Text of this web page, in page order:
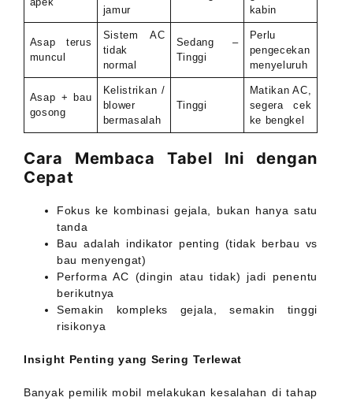
jamur
kabin
Asap terus
muncul
Sistem AC
tidak
normal
Sedang –
Tinggi
Perlu
pengecekan
menyeluruh
Asap + bau
gosong
Kelistrikan /
blower
bermasalah
Tinggi
Matikan AC,
segera cek
ke bengkel
Cara Membaca Tabel Ini dengan
Cepat
Fokus ke kombinasi gejala, bukan hanya satu
tanda
Bau adalah indikator penting (tidak berbau vs
bau menyengat)
Performa AC (dingin atau tidak) jadi penentu
berikutnya
Semakin kompleks gejala, semakin tinggi
risikonya
Insight Penting yang Sering Terlewat
Banyak pemilik mobil melakukan kesalahan di tahap